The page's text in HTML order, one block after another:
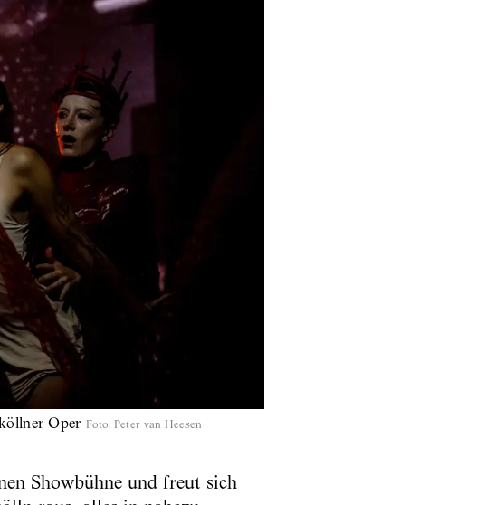
Oper Foto: Peter van Heesen
Showbühne und freut sich